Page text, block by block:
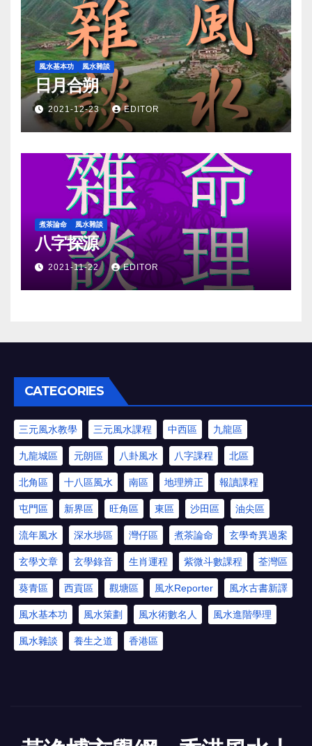
風水基本功 風水雜談
日月合朔
2021-12-23 EDITOR
煮茶論命 風水雜談
八字探源
2021-11-22 EDITOR
CATEGORIES
三元風水教學 三元風水課程 中西區 九龍區
九龍城區 元朗區 八卦風水 八字課程 北區
北角區 十八區風水 南區 地理辨正 報讀課程
屯門區 新界區 旺角區 東區 沙田區 油尖區
流年風水 深水埗區 灣仔區 煮茶論命 玄學奇異過案
玄學文章 玄學錄音 生肖運程 紫微斗數課程 荃灣區
葵青區 西貢區 觀塘區 風水Reporter 風水古書新譯
風水基本功 風水策劃 風水術數名人 風水進階學理
風水雜談 養生之道 香港區